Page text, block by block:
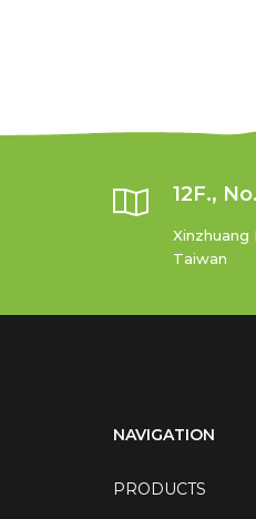
12F.,
Taiwan
NAVIGATION
PRODUCTS